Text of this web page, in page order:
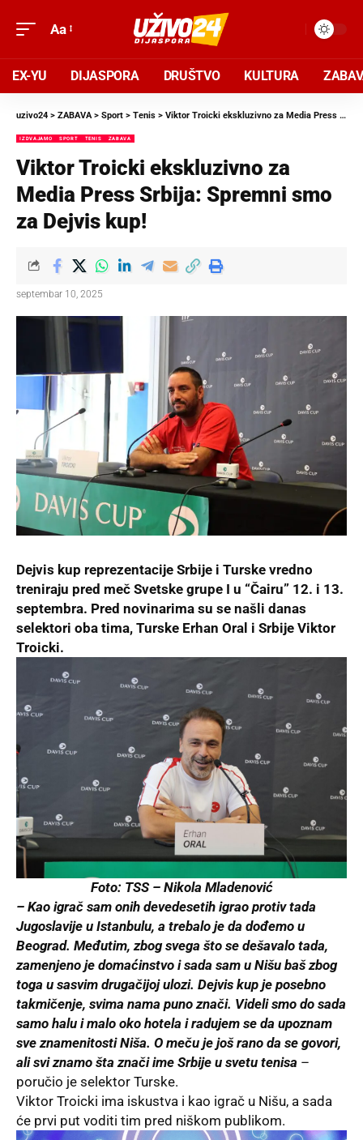
Aa
EX-YU DIJASPORA DRUŠTVO KULTURA
uzivo24 > ZABAVA> Sport > Tenis > Viktor Troicki ekskluzivno za Media Press Srbija: Spremni smo za Dejvis kup!
IZDVAJAMO SPORT TENIS ZABAVA
Viktor Troicki ekskluzivno za
Media Press Srbija: Spremni smo
za Dejvis kup!
septembar 10, 2025
Dejvis kup reprezentacije Srbije i Turske vredno
treniraju pred meč Svetske grupe I u “Čairu” 12. i 13.
septembra. Pred novinarima su se našli danas
selektori oba tima, Turske Erhan Oral i Srbije Viktor
Troicki.
Foto: TSS – Nikola Mladenović
– Kao igrač sam onih devedesetih igrao protiv tada
Jugoslavije u Istanbulu, a trebalo je da dođemo u
Beograd. Međutim, zbog svega što se dešavalo tada,
zamenjeno je domaćinstvo i sada sam u Nišu baš zbog
toga u sasvim drugačijoj ulozi. Dejvis kup je posebno
takmičenje, svima nama puno znači. Videli smo do sada
samo halu i malo oko hotela i radujem se da upoznam
sve znamenitosti Niša. O meču je još rano da se govori,
ali svi znamo šta znači ime Srbije u svetu tenisa –
poručio je selektor Turske.
Viktor Troicki ima iskustva i kao igrač u Nišu, a sada
će prvi put voditi tim pred niškom publikom.